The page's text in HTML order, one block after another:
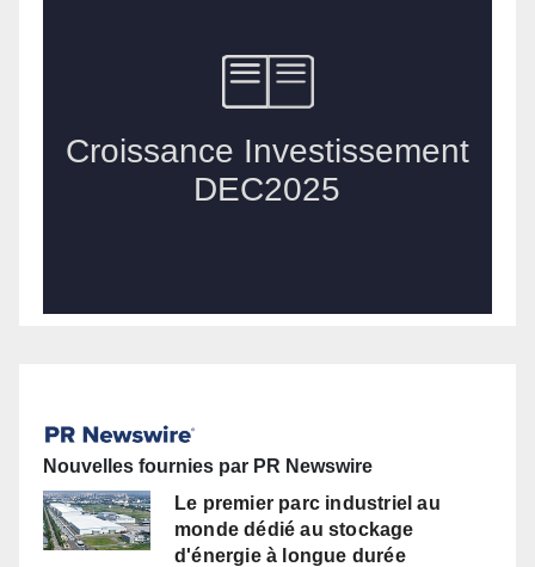
Nouvelles fournies par PR Newswire
Le premier parc industriel au
monde dédié au stockage
d'énergie à longue durée